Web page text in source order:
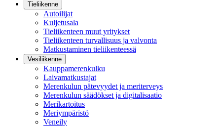
Tieliikenne
Autoilijat
Kuljetusala
Tieliikenteen muut yritykset
Tieliikenteen turvallisuus ja valvonta
Matkustaminen tieliikenteessä
Vesiliikenne
Kauppamerenkulku
Laivamatkustajat
Merenkulun pätevyydet ja meriterveys
Merenkulun säädökset ja digitalisaatio
Merikartoitus
Meriympäristö
Veneily